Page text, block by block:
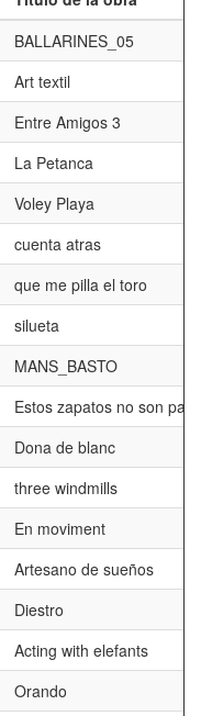
BALLARINES_05
Art textil
Entre Amigos 3
La Petanca
Voley Playa
cuenta atras
que me pilla el toro
silueta
MANS_BASTO
Estos zapatos no son
Dona de blanc
three windmills
En moviment
Artesano de sueños
Diestro
Acting with elefants
Orando